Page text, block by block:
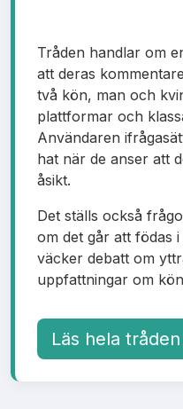
Tråden handlar om
att deras
två kön, man och
plattformar och
Användaren
hat när de anser att
åsikt.
Det ställs också
om det går att födas
väcker debatt om
uppfattningar om
Läs hela tråden